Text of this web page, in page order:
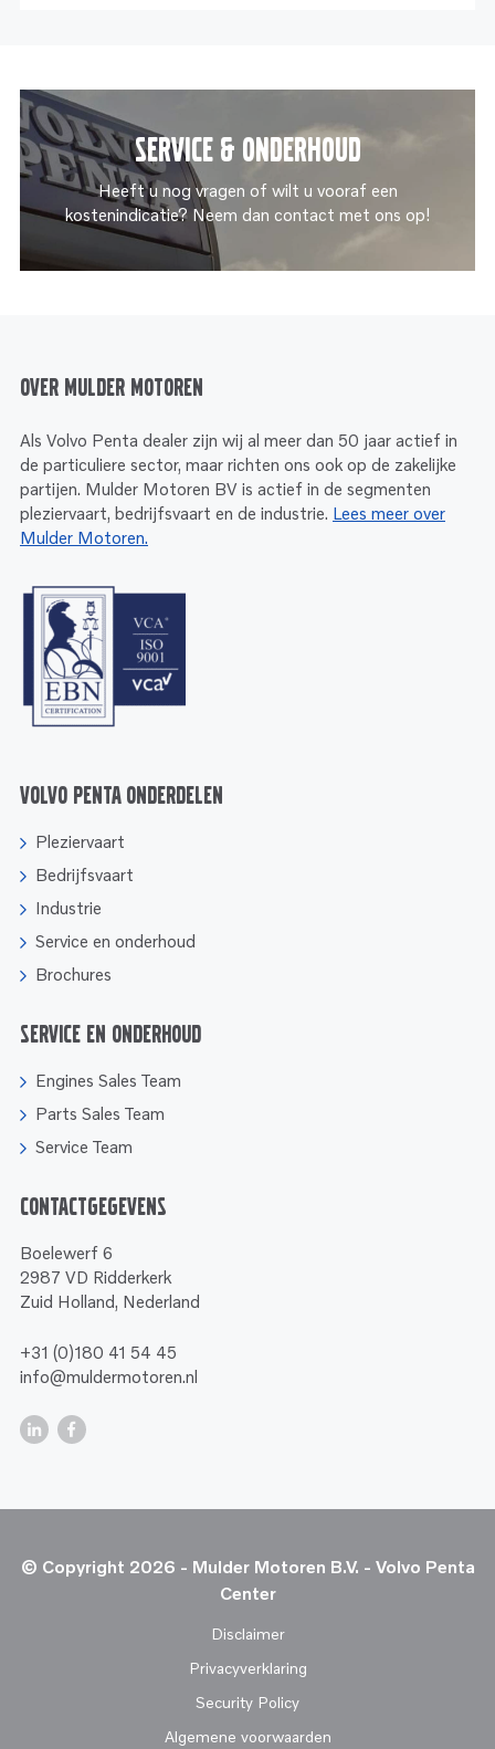
Service & onderhoud
Heeft u nog vragen of wilt u vooraf een
kostenindicatie? Neem dan contact met ons op!
Over Mulder Motoren
Als Volvo Penta dealer zijn wij al meer dan 50 jaar actief in
de particuliere sector, maar richten ons ook op de zakelijke
partijen. Mulder Motoren BV is actief in de segmenten
pleziervaart, bedrijfsvaart en de industrie. Lees meer over
Mulder Motoren.
Volvo Penta onderdelen
Pleziervaart
Bedrijfsvaart
Industrie
Service en onderhoud
Brochures
Service en onderhoud
Engines Sales Team
Parts Sales Team
Service Team
Contactgegevens
Boelewerf 6
2987 VD Ridderkerk
Zuid Holland, Nederland
+31 (0)180 41 54 45
info@muldermotoren.nl
© Copyright 2026 - Mulder Motoren B.V. - Volvo Penta
Center
Disclaimer
Privacyverklaring
Security Policy
Algemene voorwaarden